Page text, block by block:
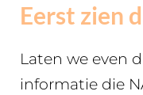
Eerst zien
Laten we even
informatie die